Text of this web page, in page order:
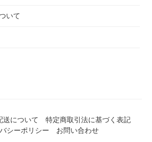
いて
送について
特定商取引法に基づく表記
シーポリシー
お問い合わせ